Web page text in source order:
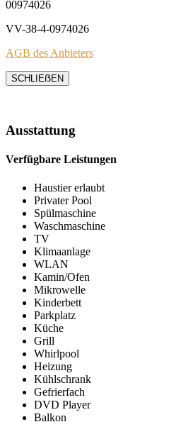
00974026
VV-38-4-0974026
AGB des Anbieters
SCHLIEẞEN
Ausstattung
Verfügbare Leistungen
Haustier erlaubt
Privater Pool
Spülmaschine
Waschmaschine
TV
Klimaanlage
WLAN
Kamin/Ofen
Mikrowelle
Kinderbett
Parkplatz
Küche
Grill
Whirlpool
Heizung
Kühlschrank
Gefrierfach
DVD Player
Balkon